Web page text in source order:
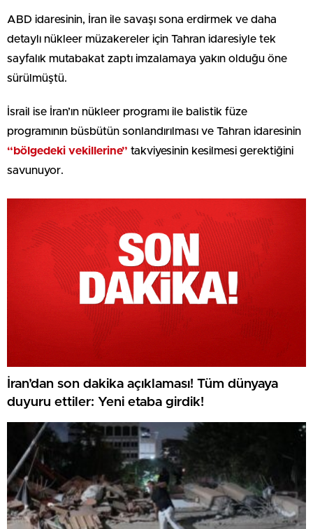
ABD idaresinin, İran ile savaşı sona erdirmek ve daha
detaylı nükleer müzakereler için Tahran idaresiyle tek
sayfalık mutabakat zaptı imzalamaya yakın olduğu öne
sürülmüştü.
İsrail ise İran’ın nükleer programı ile balistik füze
programının büsbütün sonlandırılması ve Tahran idaresinin
“bölgedeki vekillerine” takviyesinin kesilmesi gerektiğini
savunuyor.
İran’dan son dakika açıklaması! Tüm dünyaya
duyuru ettiler: Yeni etaba girdik!